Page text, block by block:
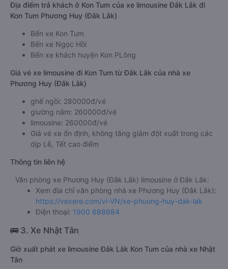
Địa điểm trả khách ở Kon Tum của xe limousine Đắk Lắk đi
Kon Tum Phương Huy (Đắk Lắk)
Bến xe Kon Tum
Bến xe Ngọc Hồi
Bến xe khách huyện Kon PLông
Giá vé xe limousine đi Kon Tum từ Đắk Lắk của nhà xe
Phương Huy (Đắk Lắk)
ghế ngồi: 280000đ/vé
giường nằm: 260000đ/vé
limousine: 260000đ/vé
Giá vé xe ổn định, không tăng giảm đột xuất trong các
dịp Lễ, Tết cao điểm
Thông tin liên hệ
Văn phòng xe Phương Huy (Đắk Lắk) limousine ở Đắk Lắk:
Xem địa chỉ văn phòng nhà xe Phương Huy (Đắk Lắk):
https://vexere.com/vi-VN/xe-phuong-huy-dak-lak
Điện thoại: 1900 888684
🚌 3. Xe Nhật Tân
Giờ xuất phát xe limousine Đắk Lắk Kon Tum của nhà xe Nhật
Tân